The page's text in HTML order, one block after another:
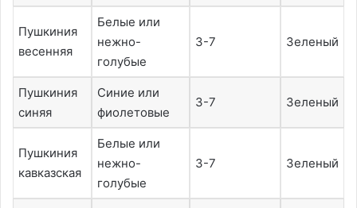
Пушкиния
весенняя
Белые или
нежно-
голубые
3-7 Зеленый
Пушкиния
синяя
Синие или
фиолетовые
3-7 Зеленый
Пушкиния
кавказская
Белые или
нежно-
голубые
3-7 Зеленый